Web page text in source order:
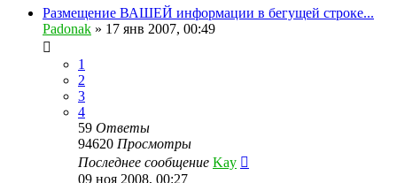
Размещение ВАШЕЙ информации в бегущей строке...
Padonak » 17 янв 2007, 00:49
1
2
3
4
59 Ответы
94620 Просмотры
Последнее сообщение Kay
09 ноя 2008, 00:27